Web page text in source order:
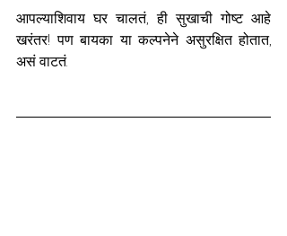
आपल्याशिवाय घर चालतं, ही सुखाची गोष्ट आहे
खरंतर! पण बायका या कल्पनेने असुरक्षित होतात,
असं वाटतं.